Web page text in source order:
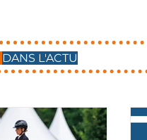
DANS L'ACTU